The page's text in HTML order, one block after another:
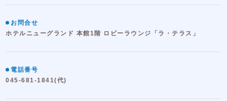
お問合せ
ホテルニューグランド 本館1階 ロビーラウンジ「ラ・テラス」
電話番号
045-681-1841(代)